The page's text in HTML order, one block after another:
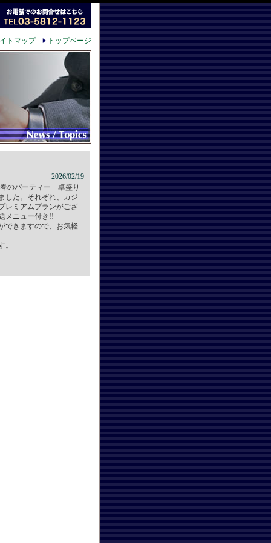
トマップ トップページ
2026/02/19
のパーティー 卓盛り
した。それぞれ、カジ
レミアムプランがござ
メニュー付き!!
できますので、お気軽
。